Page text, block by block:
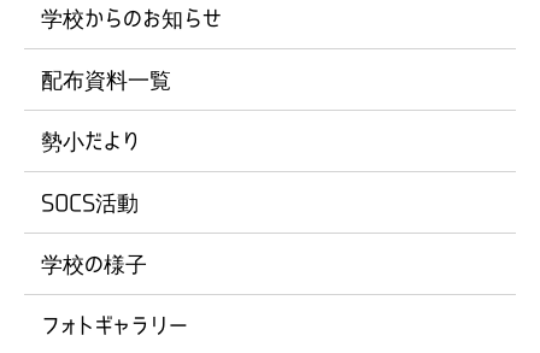
学校からのお知らせ
配布資料一覧
勢小だより
SOCS活動
学校の様子
フォトギャラリー